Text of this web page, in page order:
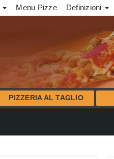
Menu Pizze Definizioni
PIZZERIA AL TAGLIO